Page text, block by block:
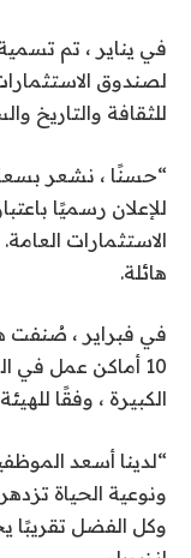
في يناير ، تم
لصندوق
للثقافة والتاريخ
“حسنًا ، نشعر
للإعلان رسميًا
الاستثمارات
هائلة.
في فبراير ، صُنفت
الكبيرة ، وفقًا
“لدينا أسعد
ونوعية الحياة
وكل الفضل تقريبًا